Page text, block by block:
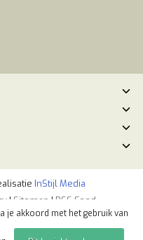
InStijl Media
| Sitemap | RSS Feed
je akkoord met het gebruik van